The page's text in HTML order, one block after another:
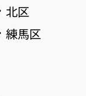
北区
練馬区